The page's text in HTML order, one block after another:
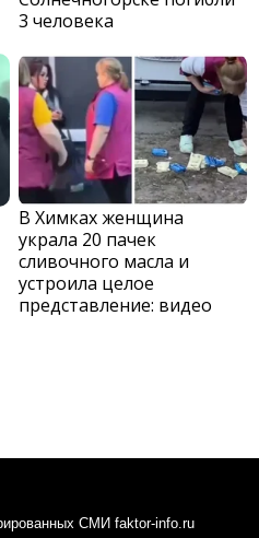
3 человека
В Химках женщина
украла 20 пачек
сливочного масла и
устроила целое
представление: видео
СМИ faktor-info.ru